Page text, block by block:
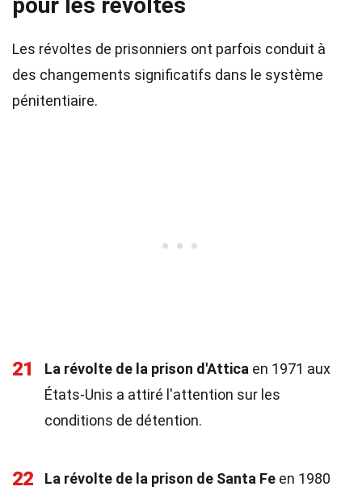
Les révoltes de prisonniers ont parfois conduit à
des changements significatifs dans le système
pénitentiaire.
21 La révolte de la prison d'Attica en 1971 aux
États-Unis a attiré l'attention sur les
conditions de détention.
22 La révolte de la prison de Santa Fe en 1980